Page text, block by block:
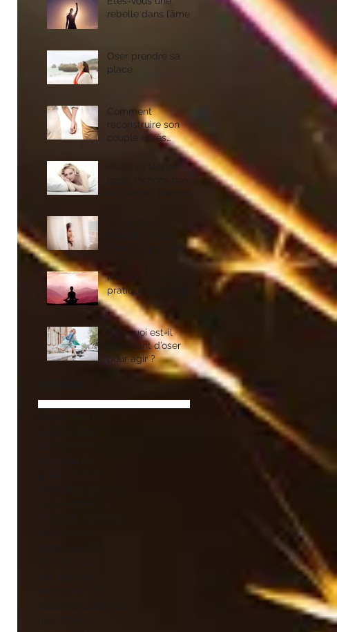
rebelle dans l’âme ?
Oser prendre sa
place
Comment
reconstruire son
couple après
prise, lâchons nos
Méditer : une
pratique anti-stress
Pourquoi est-il
important d’oser
pour agir ?